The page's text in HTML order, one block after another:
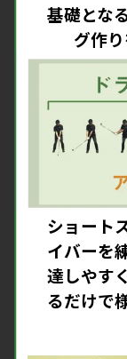
基礎とな
グ作
ショート
イバーを
達しやす
るだけで